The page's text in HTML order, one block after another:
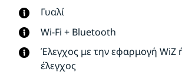
Γυαλί
Wi-Fi + Bluetooth
Έλεγχος με την εφαρμογή WiZ
έλεγχος